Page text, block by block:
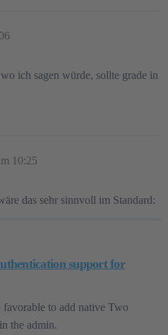
ich sagen würde, sollte grade in
10:25
das sehr sinnvoll im Standard:
support for
to add native Two
the admin.